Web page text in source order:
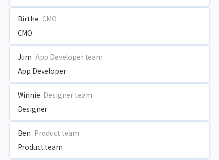
Birthe CMO
CMO
Jum App Developer team
App Developer
Winnie Designer team
Designer
Ben Product team
Product team